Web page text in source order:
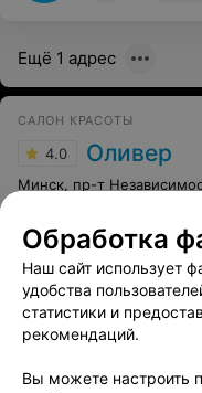
Ещё 1 адрес
САЛОН КРАСОТЫ
4.0 Оливер
Минск, пр-т
Отзыв
Отличный
администраторы. Не
посоветовали
Просто супер!!!
Теперь только к тебе!!!
Обработка
Наш сайт использует
удобства
статистики и
рекомендаций.
Вы можете настроить